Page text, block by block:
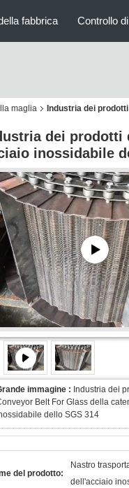
fabbrica Controllo
maglia Industria dei
dei prodotti
inossidabile
immagine : Industria dei
Belt For Glass della
dello SGS 314
del prodotto:
Nastro
dell'acciaio